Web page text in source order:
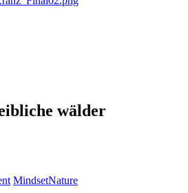
wälder
MindsetNature